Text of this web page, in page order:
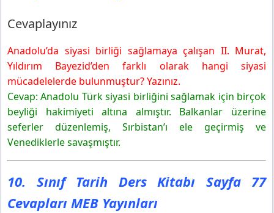
Cevaplayınız
Anadolu’da siyasi birliği sağlamaya çalışan II. Murat,
Yıldırım Bayezid’den farklı olarak hangi siyasi
mücadelelerde bulunmuştur? Yazınız.
Cevap: Anadolu Türk siyasi birliğini sağlamak için birçok
beyliği hakimiyeti altına almıştır. Balkanlar üzerine
seferler düzenlemiş, Sırbistan’ı ele geçirmiş ve
Venediklerle savaşmıştır.
10. Sınıf Tarih Ders Kitabı Sayfa 77
Cevapları MEB Yayınları